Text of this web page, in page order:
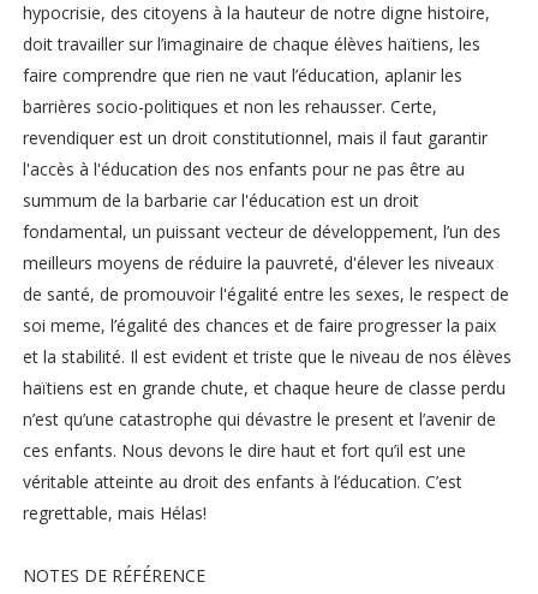
hypocrisie, des citoyens à la hauteur de notre digne histoire,
doit travailler sur l’imaginaire de chaque élèves haïtiens, les
faire comprendre que rien ne vaut l’éducation, aplanir les
barrières socio-politiques et non les rehausser. Certe,
revendiquer est un droit constitutionnel, mais il faut garantir
l'accès à l'éducation des nos enfants pour ne pas être au
summum de la barbarie car l'éducation est un droit
fondamental, un puissant vecteur de développement, l’un des
meilleurs moyens de réduire la pauvreté, d'élever les niveaux
de santé, de promouvoir l'égalité entre les sexes, le respect de
soi meme, l’égalité des chances et de faire progresser la paix
et la stabilité. Il est evident et triste que le niveau de nos élèves
haïtiens est en grande chute, et chaque heure de classe perdu
n’est qu’une catastrophe qui dévastre le present et l’avenir de
ces enfants. Nous devons le dire haut et fort qu’il est une
véritable atteinte au droit des enfants à l’éducation. C’est
regrettable, mais Hélas!
NOTES DE RÉFÉRENCE